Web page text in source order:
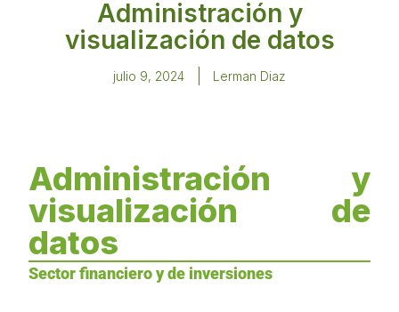
Administración y
visualización de datos
julio 9, 2024 Lerman Diaz
Administración y
visualización de
datos
Sector financiero y de inversiones